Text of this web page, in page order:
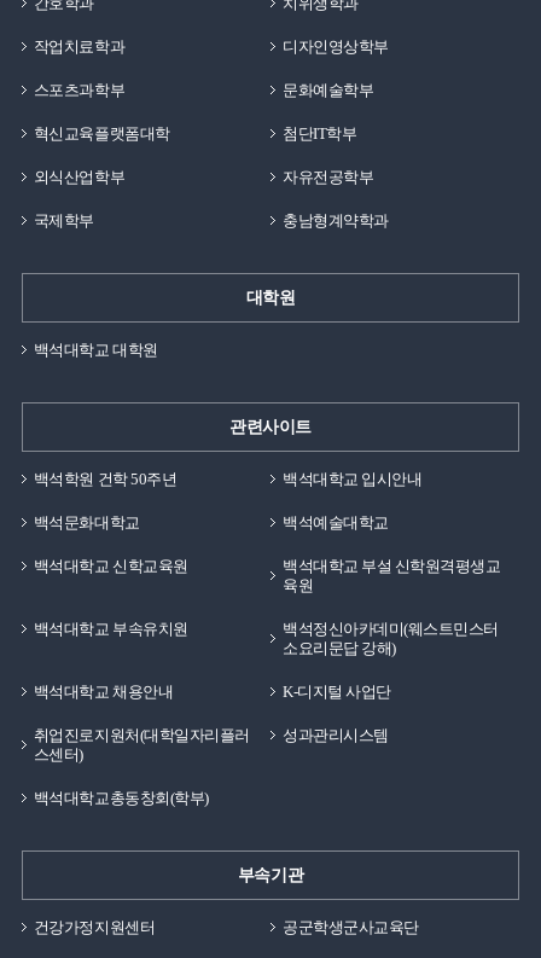
작업치료학과 디자인영상학부
스포츠과학부 문화예술학부
혁신교육플랫폼대학 첨단IT학부
외식산업학부 자유전공학부
국제학부 충남형계약학과
대학원
백석대학교 대학원
관련사이트
백석학원 건학 50주년 백석대학교 입시안내
백석문화대학교 백석예술대학교
백석대학교 신학교육원
백석대학교 부설 신학원격평생교
육원
백석대학교 부속유치원
백석정신아카데미(웨스트민스터
소요리문답 강해)
백석대학교 채용안내 K-디지털 사업단
취업진로지원처(대학일자리플러
스센터)
성과관리시스템
백석대학교총동창회(학부)
부속기관
건강가정지원센터 공군학생군사교육단